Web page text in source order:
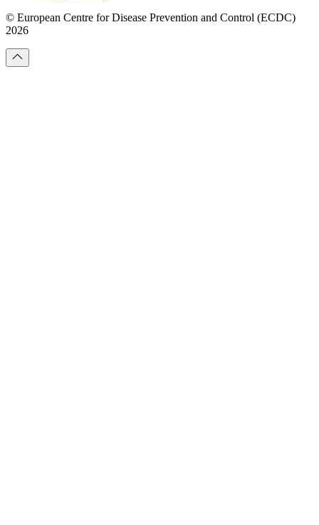
© European Centre for Disease Prevention and Control (ECDC)
2026